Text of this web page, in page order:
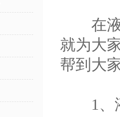
在液
就为大
帮到大
1、液